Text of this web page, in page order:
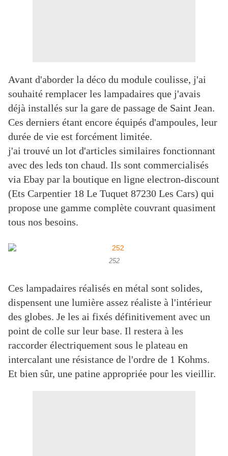
Avant d'aborder la déco du module coulisse, j'ai
souhaité remplacer les lampadaires que j'avais
déjà installés sur la gare de passage de Saint Jean.
Ces derniers étant encore équipés d'ampoules, leur
durée de vie est forcément limitée.
j'ai trouvé un lot d'articles similaires fonctionnant
avec des leds ton chaud. Ils sont commercialisés
via Ebay par la boutique en ligne electron-discount
(Ets Carpentier 18 Le Tuquet 87230 Les Cars) qui
propose une gamme complète couvrant quasiment
tous nos besoins.
252
Ces lampadaires réalisés en métal sont solides,
dispensent une lumière assez réaliste à l'intérieur
des globes. Je les ai fixés définitivement avec un
point de colle sur leur base. Il restera à les
raccorder électriquement sous le plateau en
intercalant une résistance de l'ordre de 1 Kohms.
Et bien sûr, une patine appropriée pour les vieillir.